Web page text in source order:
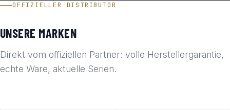
OFFIZIELLER DISTRIBUTOR
UNSERE MARKEN
Direkt vom offiziellen Partner: volle Herstellergarantie,
echte Ware, aktuelle Serien.